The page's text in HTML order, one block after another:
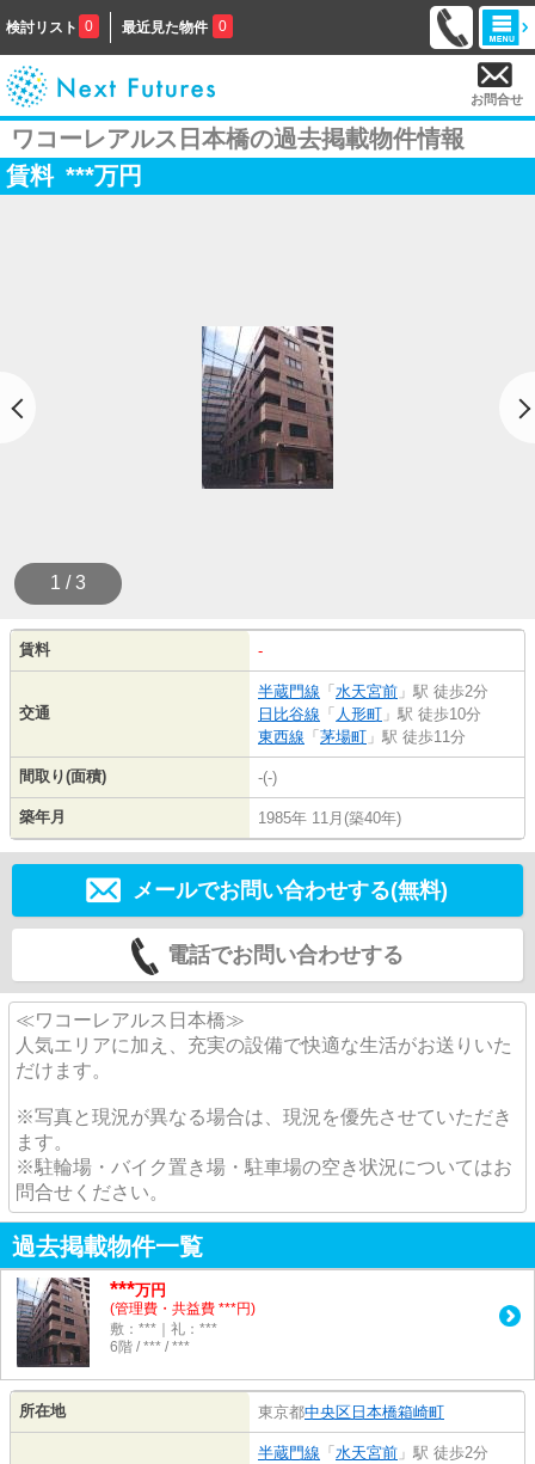
検討リスト 0 最近見た物件 0
お問合せ
ワコーレアルス日本橋の過去掲載物件情報
賃料 ***万円
1 / 3
賃料 -
交通
半蔵門線 「 水天宮前 」駅 徒歩2分
日比谷線 「 人形町 」駅 徒歩10分
東西線 「 茅場町 」駅 徒歩11分
間取り(面積) -(-)
築年月 1985年 11月(築40年)
メールでお問い合わせする(無料)
電話でお問い合わせする
≪ワコーレアルス日本橋≫
人気エリアに加え、充実の設備で快適な生活がお送りいた
だけます。
※写真と現況が異なる場合は、現況を優先させていただき
ます。
※駐輪場・バイク置き場・駐車場の空き状況についてはお
問合せください。
過去掲載物件一覧
***万円
(管理費・共益費 ***円)
敷：***｜礼：***
6階 / *** / ***
所在地 東京都中央区 日本橋箱崎町
半蔵門線 「 水天宮前 」駅 徒歩2分